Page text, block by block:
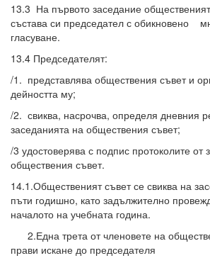
13.3 На първото заседание
състава си председател с обикновено
гласуване.
13.4 Председателят:
/1. представлява обществения съвет и
дейността му;
/2. свиква, насрочва, определя дневния
заседанията на обществения съвет;
/3 удостоверява с подпис протоколите от
обществения съвет.
14.1.Общественият съвет се свиква на
пъти годишно, като задължително
началото на учебната година.
2.Една трета от членовете на
прави искане до председателя